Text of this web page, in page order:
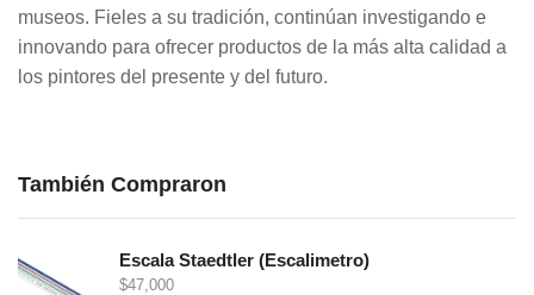
museos. Fieles a su tradición, continúan investigando e
innovando para ofrecer productos de la más alta calidad a
los pintores del presente y del futuro.
También Compraron
Escala Staedtler (Escalimetro)
$47,000